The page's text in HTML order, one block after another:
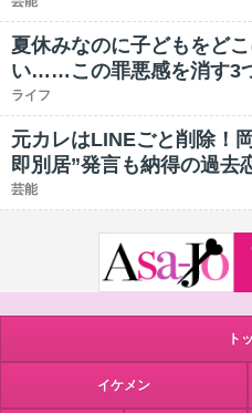
夏休みなのに子どもをど
い……この罪悪感を消す3
ライフ
元カレはLINEごと削除！
即別居”発言も納得の過去
芸能
ト
イケメン